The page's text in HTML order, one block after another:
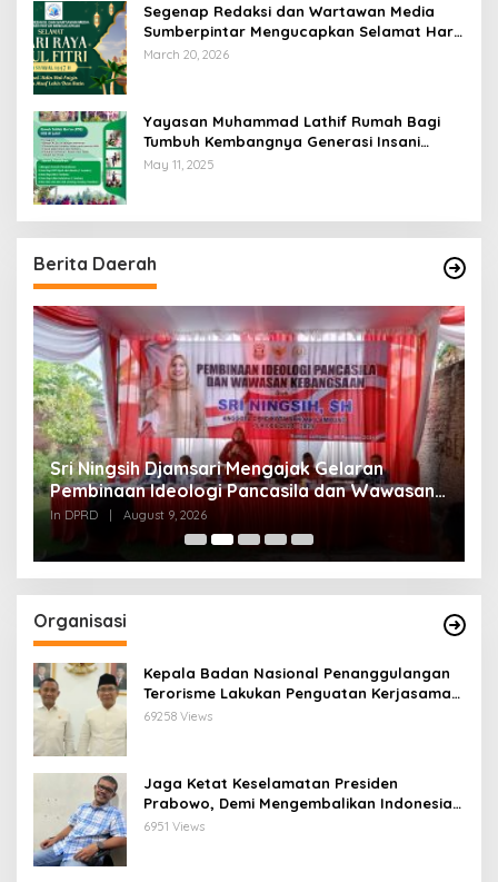
Segenap Redaksi dan Wartawan Media
Sumberpintar Mengucapkan Selamat Hari
Raya Idul Fitri 1447 Hijriyah / 2026 M
March 20, 2026
Yayasan Muhammad Lathif Rumah Bagi
Tumbuh Kembangnya Generasi Insani
Cerdas dan Berkarakter
May 11, 2025
Berita Daerah
Sri Ningsih Djamsari Mengajak Gelaran
Pembinaan Ideologi Pancasila dan Wawasan
Kebangsaan Tidak hanya Ceremony namun
Diamalkan
In DPRD | August 9, 2026
Organisasi
Kepala Badan Nasional Penanggulangan
Terorisme Lakukan Penguatan Kerjasama
Ketua Pengurus Besar Nahdlatul Ulama
69258 Views
Jaga Ketat Keselamatan Presiden
Prabowo, Demi Mengembalikan Indonesia
Menjadi Macan Asia
6951 Views